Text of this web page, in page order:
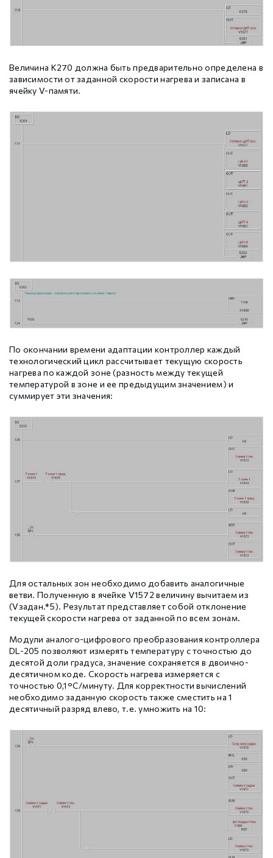
Величина K270 должна быть предварительно определена в
зависимости от заданной скорости нагрева и записана в
ячейку V-памяти.
По окончании времени адаптации контроллер каждый
технологический цикл рассчитывает текущую скорость
нагрева по каждой зоне (разность между текущей
температурой в зоне и ее предыдущим значением) и
суммирует эти значения:
Для остальных зон необходимо добавить аналогичные
ветви. Полученную в ячейке V1572 величину вычитаем из
(Vзадан.*5). Результат представляет собой отклонение
текущей скорости нагрева от заданной по всем зонам.
Модули аналого-цифрового преобразования контроллера
DL-205 позволяют измерять температуру с точностью до
десятой доли градуса, значение сохраняется в двоично-
десятичном коде. Скорость нагрева измеряется с
точностью 0,1°С/минуту. Для корректности вычислений
необходимо заданную скорость также сместить на 1
десятичный разряд влево, т.е. умножить на 10: